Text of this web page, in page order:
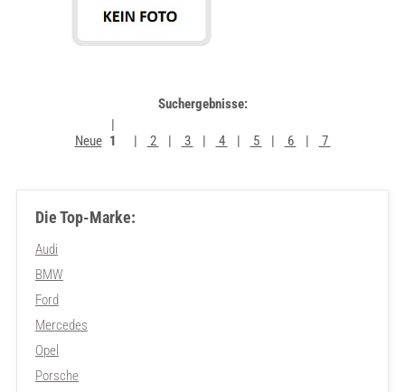
Suchergebnisse:
Neue 1 2 3 4 5 6 7
Die Top-Marke:
Audi
BMW
Ford
Mercedes
Opel
Porsche